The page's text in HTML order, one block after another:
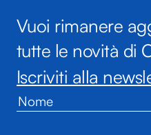
Vuoi rimanere
tutte le novità di
Iscriviti alla